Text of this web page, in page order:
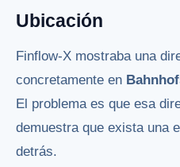
Ubicación
Finflow-X mostraba una
concretamente en
El problema es que esa
demuestra que exista una
detrás.